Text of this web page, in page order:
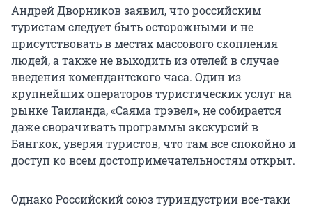
Андрей Дворников заявил, что российским
туристам следует быть осторожными и не
присутствовать в местах массового скопления
людей, а также не выходить из отелей в случае
введения комендантского часа. Один из
крупнейших операторов туристических услуг на
рынке Таиланда, «Саяма трэвел», не собирается
даже сворачивать программы экскурсий в
Бангкок, уверяя туристов, что там все спокойно и
доступ ко всем достопримечательностям открыт.
Однако Российский союз туриндустрии все-таки